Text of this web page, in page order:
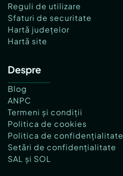
Reguli de utilizare
Sfaturi de securitate
Hartă județelor
Hartă site
Despre
Blog
ANPC
Termeni și condiții
Politica de cookies
Politica de confidențialitate
Setări de confidențialitate
SAL și SOL